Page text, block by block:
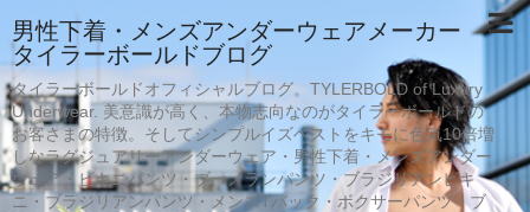
男性下着・メンズアンダーウェアメーカー
タイラーボールドブログ
タイラーボールドオフィシャルブログ。TYLERBOLD of Luxury
Underwear. 美意識が高く、本物志向なのがタイラーボールドの
お客さまの特徴。そしてシンプルイズベストをキモに色気10倍増
しなラグジュアリーアンダーウェア・男性下着・メンズアンダー
ウェア・ビキニパンツ・ブーメランパンツ・ブラジリアンビキ
ニ・ブラジリアンパンツ・メンズTバック・ボクサーパンツ・ブ